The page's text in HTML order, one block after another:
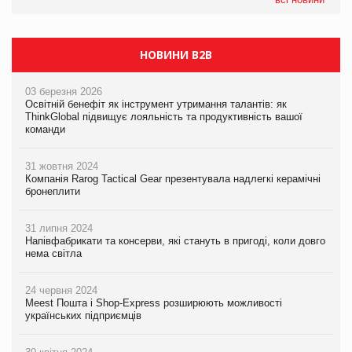
НОВИНИ B2B
03 березня 2026
Освітній бенефіт як інструмент утримання талантів: як
ThinkGlobal підвищує лояльність та продуктивність вашої
команди
31 жовтня 2024
Компанія Rarog Tactical Gear презентувала надлегкі керамічні
бронеплити
31 липня 2024
Напівфабрикати та консерви, які стануть в пригоді, коли довго
нема світла
24 червня 2024
Meest Пошта і Shop-Express розширюють можливості
українських підприємців